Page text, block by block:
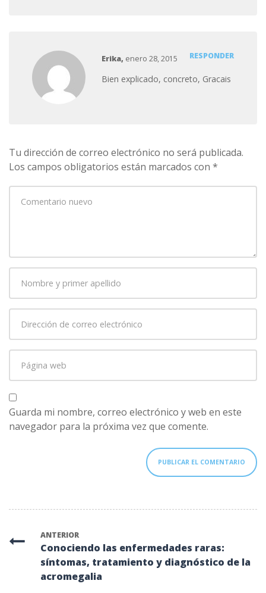
Erika, enero 28, 2015 RESPONDER
Bien explicado, concreto, Gracais
Tu dirección de correo electrónico no será publicada.
Los campos obligatorios están marcados con *
comentario*
primer
correo
web
Guarda mi nombre, correo electrónico y web en este
navegador para la próxima vez que comente.
ANTERIOR
Conociendo las enfermedades raras:
síntomas, tratamiento y diagnóstico de la
acromegalia